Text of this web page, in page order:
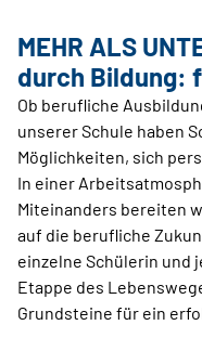
MEHR ALS
durch Bildung:
Ob berufliche
unserer Schule haben
Möglichkeiten, sich
In einer
Miteinanders bereiten
auf die berufliche
einzelne Schülerin und
Etappe des
Grundsteine für ein